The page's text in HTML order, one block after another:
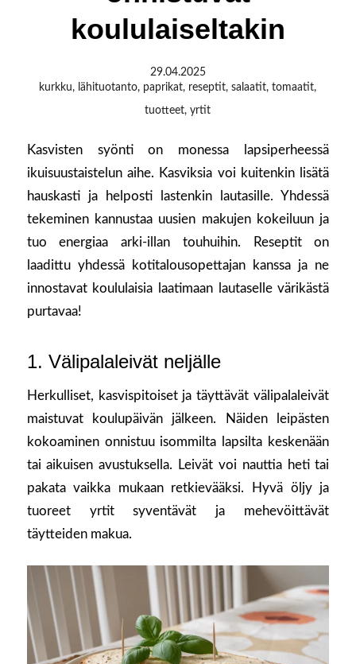
koululaiseltakin
29.04.2025
kurkku, lähituotanto, paprikat, reseptit,salaatit,tomaatit,
tuotteet,yrtit
Kasvisten syönti on monessa lapsiperheessä
ikuisuustaistelun aihe. Kasviksia voi kuitenkin lisätä
hauskasti ja helposti lastenkin lautasille. Yhdessä
tekeminen kannustaa uusien makujen kokeiluun ja
tuo energiaa arki-illan touhuihin. Reseptit on
laadittu yhdessä kotitalousopettajan kanssa ja ne
innostavat koululaisia laatimaan lautaselle värikästä
purtavaa!
1. Välipalaleivät neljälle
Herkulliset, kasvispitoiset ja täyttävät välipalaleivät
maistuvat koulupäivän jälkeen. Näiden leipästen
kokoaminen onnistuu isommilta lapsilta keskenään
tai aikuisen avustuksella. Leivät voi nauttia heti tai
pakata vaikka mukaan retkievääksi. Hyvä öljy ja
tuoreet yrtit syventävät ja mehevöittävät
täytteiden makua.